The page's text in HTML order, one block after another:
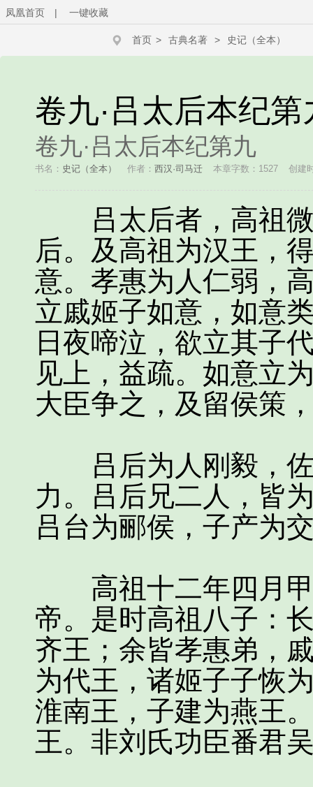
凤凰首页 | 一键收藏
首页 > 古典名著 > 史记（全本）
卷九·吕太后本纪
卷九·吕太后本纪第九
书名： 史记（全本） 作者： 西汉·司马迁 本章字数：1527 创建
吕太后者，高祖微
后。及高祖为汉王，
意。孝惠为人仁弱，
立戚姬子如意，如意
日夜啼泣，欲立其子
见上，益疏。如意立
大臣争之，及留侯策
吕后为人刚毅，佐
力。吕后兄二人，皆
吕台为郦侯，子产为
高祖十二年四月甲
帝。是时高祖八子：
齐王；余皆孝惠弟，
为代王，诸姬子子恢
淮南王，子建为燕王
王。非刘氏功臣番君